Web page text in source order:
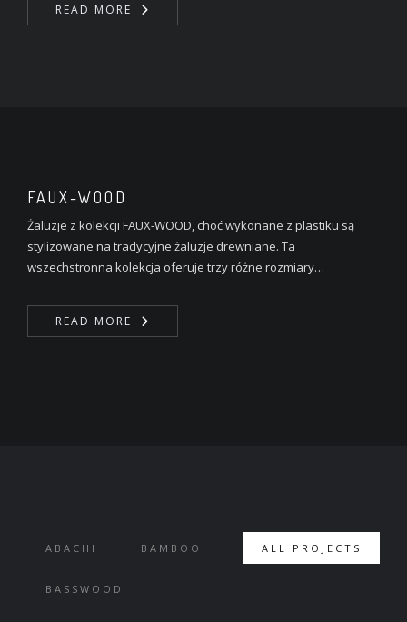
READ MORE
FAUX-WOOD
Żaluzje z kolekcji FAUX-WOOD, choć wykonane z plastiku są
stylizowane na tradycyjne żaluzje drewniane. Ta
wszechstronna kolekcja oferuje trzy różne rozmiary…
READ MORE
ALL PROJECTS
ABACHI BAMBOO
BASSWOOD